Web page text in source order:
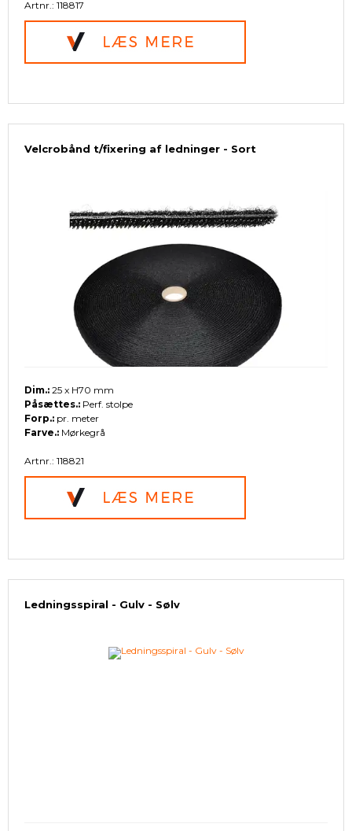
Artnr.: 118817
Velcrobånd t/fixering af ledninger - Sort
Dim.: 25 x H70 mm
Påsættes.: Perf. stolpe
Forp.: pr. meter
Farve.: Mørkegrå
Artnr.: 118821
Ledningsspiral - Gulv - Sølv